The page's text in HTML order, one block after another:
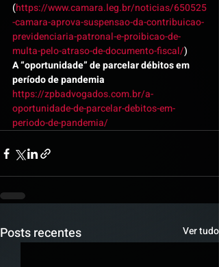
(https://www.camara.leg.br/noticias/650525
-camara-aprova-suspensao-da-contribuicao-
previdenciaria-patronal-e-proibicao-de-
multa-pelo-atraso-de-documento-fiscal/)
A “oportunidade” de parcelar débitos em
período de pandemia
https://zpbadvogados.com.br/a-
oportunidade-de-parcelar-debitos-em-
periodo-de-pandemia/
Posts recentes Ver tudo